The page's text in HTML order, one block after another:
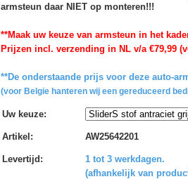
armsteun daar NIET op monteren!!!
**Maak uw keuze van armsteun in het
Prijzen incl. verzending in NL v/a €79,99
**De onderstaande prijs voor deze auto-
(voor Belgie hanteren wij een gereduceerd
Uw keuze:
Artikel : AW25642201
Levertijd :
1 tot 3 werkdagen.
(afhankelijk van